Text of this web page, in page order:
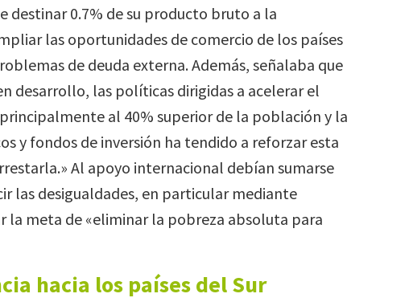
destinar 0.7% de su producto bruto a la
las oportunidades de comercio de los países
de deuda externa. Además, señalaba que
desarrollo, las políticas dirigidas a acelerar el
al 40% superior de la población y la
y fondos de inversión ha tendido a reforzar esta
Al apoyo internacional debían sumarse
las desigualdades, en particular mediante
la meta de «eliminar la pobreza absoluta para
hacia los países del Sur